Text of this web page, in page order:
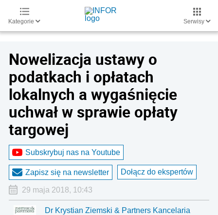
Kategorie Serwisy
Nowelizacja ustawy o
podatkach i opłatach
lokalnych a wygaśnięcie
uchwał w sprawie opłaty
targowej
Subskrybuj nas na Youtube
Zapisz się na newsletter Dołącz do ekspertów
29 maja 2018, 10:43
Dr Krystian Ziemski & Partners Kancelaria